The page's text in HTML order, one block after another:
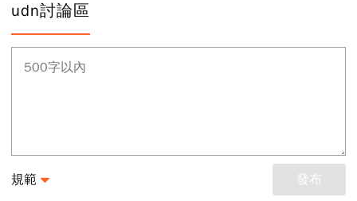
udn討論區
規範 發布